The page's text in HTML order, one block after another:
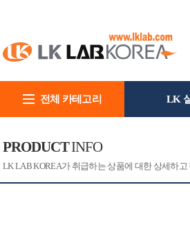
전체 카테고리 LK
PRODUCTINFO
LK LAB KOREA가 취급하는 상품에 대한 상세하